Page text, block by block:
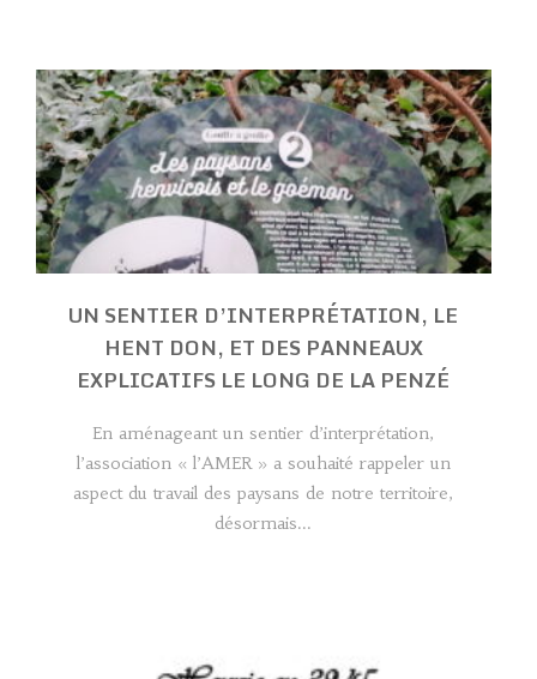
UN SENTIER D’INTERPRÉTATION, LE
HENT DON, ET DES PANNEAUX
EXPLICATIFS LE LONG DE LA PENZÉ
En aménageant un sentier d’interprétation,
l’association « l’AMER » a souhaité rappeler un
aspect du travail des paysans de notre territoire,
désormais...